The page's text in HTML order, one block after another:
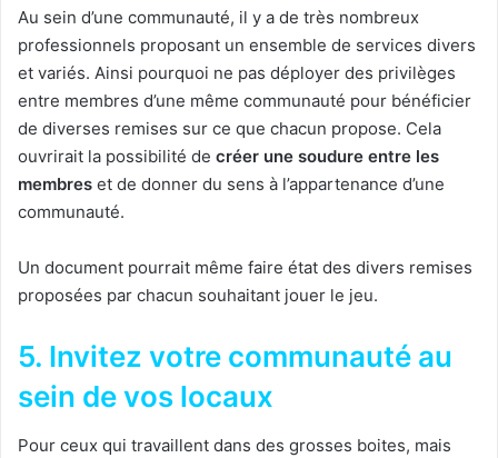
Au sein d’une communauté, il y a de très nombreux
professionnels proposant un ensemble de services divers
et variés. Ainsi pourquoi ne pas déployer des privilèges
entre membres d’une même communauté pour bénéficier
de diverses remises sur ce que chacun propose. Cela
ouvrirait la possibilité de créer une soudure entre les
membres et de donner du sens à l’appartenance d’une
communauté.
Un document pourrait même faire état des divers remises
proposées par chacun souhaitant jouer le jeu.
5. Invitez votre communauté au
sein de vos locaux
Pour ceux qui travaillent dans des grosses boites, mais